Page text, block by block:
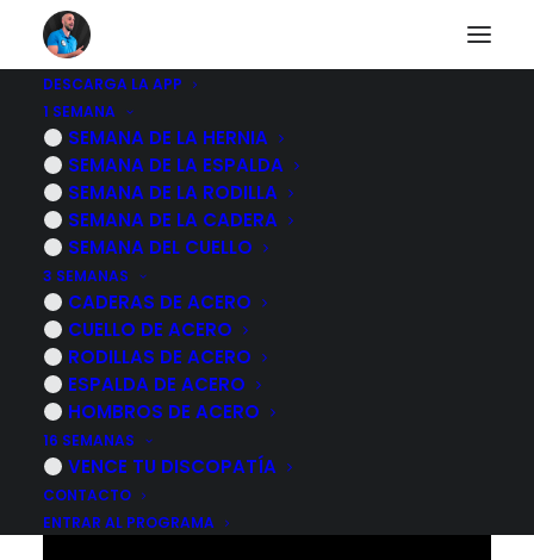
DESCARGA LA APP
1 SEMANA
SEMANA DE LA HERNIA
SEMANA DE LA ESPALDA
SEMANA DE LA RODILLA
SEMANA DE LA CADERA
SEMANA DEL CUELLO
3 SEMANAS
CADERAS DE ACERO
CUELLO DE ACERO
RODILLAS DE ACERO
ESPALDA DE ACERO
HOMBROS DE ACERO
16 SEMANAS
VENCE TU DISCOPATÍA
CONTACTO
ENTRAR AL PROGRAMA
RUTINA DE
EJERCICIOS para
corregir el VALGO DE
RODILLAS
15 SEPTIEMBRE, 2023 | POR